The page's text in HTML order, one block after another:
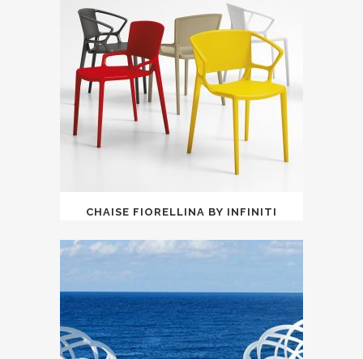
CHAISE FIORELLINA BY INFINITI